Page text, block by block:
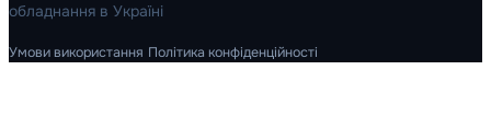
обладнання в Україні
Умови використання Політика конфіденційності